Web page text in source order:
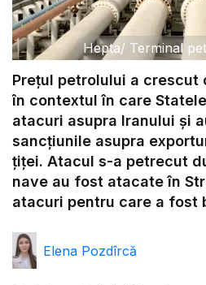
Hepta/ Terminal
Prețul petrolului a crescut
în contextul în care
atacuri asupra Iranului și
sancțiunile asupra
țiței. Atacul s-a petrecut
nave au fost atacate în
atacuri pentru care a fost
Elena Pozdîrcă